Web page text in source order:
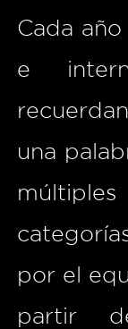
Cada
e
una
por el
partir